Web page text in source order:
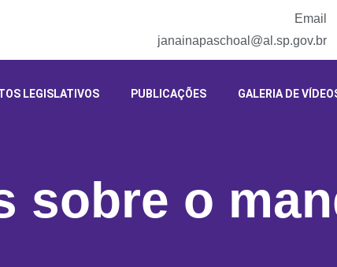
Email
janainapaschoal@al.sp.gov.br
LEGISLATIVOS PUBLICAÇÕES GALERIA DE
sobre o